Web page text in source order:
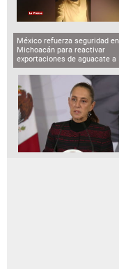
México refuerza seguridad en
Michoacán para reactivar
exportaciones de aguacate a